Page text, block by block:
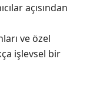
açısından
ve özel
işlevsel bir